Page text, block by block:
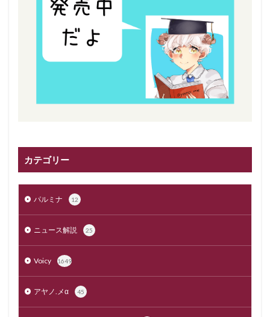
カテゴリー
パルミナ 12
ニュース解説 25
Voicy 1649
アヤノ.メα 45